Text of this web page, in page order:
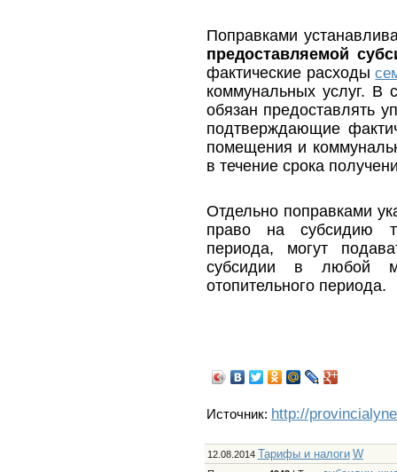
Поправками
предоставляемой
фактические расходы
коммунальных услуг. В
обязан предоставлять
подтверждающие
помещения и
в течение срока
Отдельно поправками
право на субсидию
периода, могут
субсидии в любой
отопительного периода.
Источник: http://
12.08.2014 Тарифы и налоги W